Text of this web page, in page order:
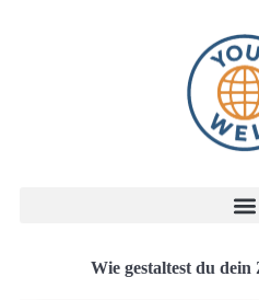
Wie gestaltest du dein